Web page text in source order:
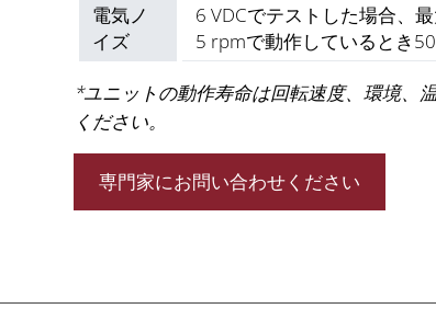
電気ノ
イズ
6 VDCでテストした場合、
5 rpmで動作しているとき
*ユニットの動作寿命は回転速度、環境、
ください。
専門家にお問い合わせください